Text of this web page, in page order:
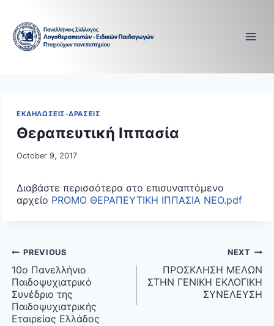
content
ΕΚΔΗΛΩΣΕΙΣ-ΔΡΑΣΕΙΣ
Θεραπευτική Ιππασία
October 9, 2017
Διαβάστε περισσότερα στο επισυναπτόμενο
αρχείο PROMO ΘΕΡΑΠΕΥΤΙΚΗ ΙΠΠΑΣΙΑ ΝΕΟ.pdf
Post
navigation
PREVIOUS
10ο Πανελλήνιο
Παιδοψυχιατρικό
Συνέδριο της
Παιδοψυχιατρικής
Εταιρείας Ελλάδος
NEXT
ΠΡΟΣΚΛΗΣΗ ΜΕΛΩΝ
ΣΤΗΝ ΓΕΝΙΚΗ ΕΚΛΟΓΙΚΗ
ΣΥΝΕΛΕΥΣΗ